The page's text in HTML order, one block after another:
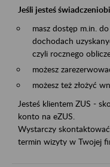
Jeśli jesteś
masz dostęp m.in.
dochodach
czyli rocznego
możesz
możesz też złożyć
Jesteś klientem ZUS -
konto na eZUS.
Wystarczy
termin wizyty w Twojej